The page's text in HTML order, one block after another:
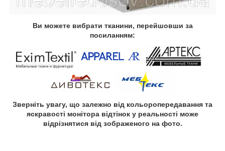
Ви можете вибрати тканини, перейшовши за
посиланням:
Зверніть увагу, що залежно від кольоропередавання та
яскравості монітора відтінок у реальності може
відрізнятися від зображеного на фото.